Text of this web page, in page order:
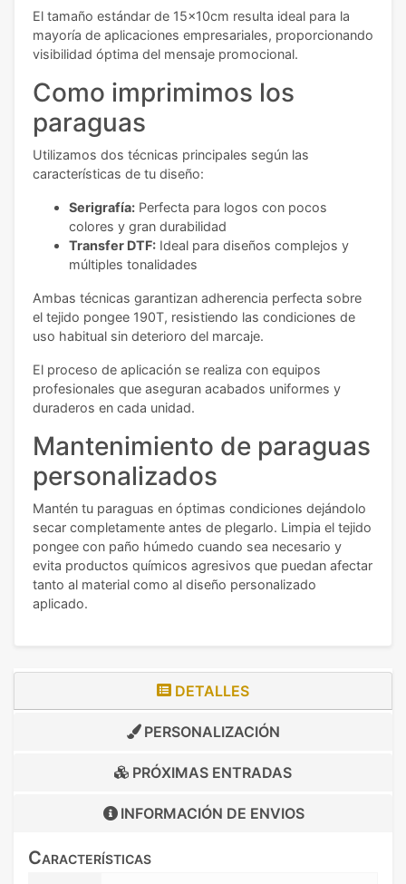
El tamaño estándar de 15x10cm resulta ideal para la
mayoría de aplicaciones empresariales, proporcionando
visibilidad óptima del mensaje promocional.
Como imprimimos los
paraguas
Utilizamos dos técnicas principales según las
características de tu diseño:
Serigrafía: Perfecta para logos con pocos
colores y gran durabilidad
Transfer DTF: Ideal para diseños complejos y
múltiples tonalidades
Ambas técnicas garantizan adherencia perfecta sobre
el tejido pongee 190T, resistiendo las condiciones de
uso habitual sin deterioro del marcaje.
El proceso de aplicación se realiza con equipos
profesionales que aseguran acabados uniformes y
duraderos en cada unidad.
Mantenimiento de paraguas
personalizados
Mantén tu paraguas en óptimas condiciones dejándolo
secar completamente antes de plegarlo. Limpia el tejido
pongee con paño húmedo cuando sea necesario y
evita productos químicos agresivos que puedan afectar
tanto al material como al diseño personalizado
aplicado.
DETALLES
PERSONALIZACIÓN
PRÓXIMAS ENTRADAS
INFORMACIÓN DE ENVIOS
Características